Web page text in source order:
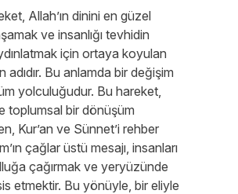
Allah’ın dinini en güzel
ve insanlığı tevhidin
için ortaya koyulan
adıdır. Bu anlamda bir değişim
yolculuğudur. Bu hareket,
toplumsal bir dönüşüm
Kur’an ve Sünnet’i rehber
çağlar üstü mesajı, insanları
çağırmak ve yeryüzünde
etmektir. Bu yönüyle, bir eliyle